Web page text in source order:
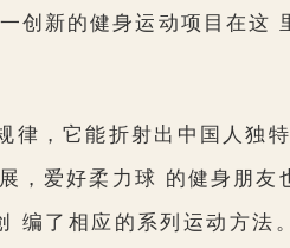
创新的健身运动项目在这
律，它能折射出中国人独
，爱好柔力球 的健身朋友
编了相应的系列运动方法